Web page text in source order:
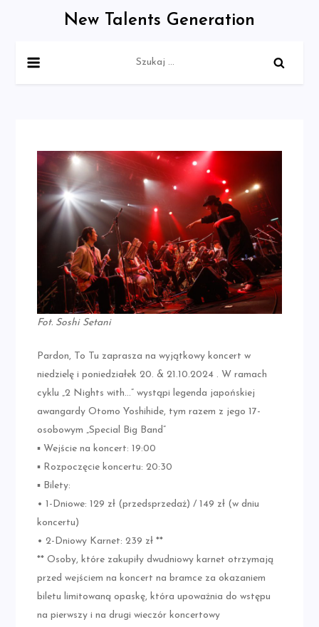
New Talents Generation
Fot. Soshi Setani
Pardon, To Tu zaprasza na wyjątkowy koncert w
niedzielę i poniedziałek 20. & 21.10.2024 . W ramach
cyklu „2 Nights with…” wystąpi legenda japońskiej
awangardy Otomo Yoshihide, tym razem z jego 17-
osobowym „Special Big Band”
▪ Wejście na koncert: 19:00
▪ Rozpoczęcie koncertu: 20:30
▪ Bilety:
• 1-Dniowe: 129 zł (przedsprzedaż) / 149 zł (w dniu
koncertu)
• 2-Dniowy Karnet: 239 zł **
** Osoby, które zakupiły dwudniowy karnet otrzymają
przed wejściem na koncert na bramce za okazaniem
biletu limitowaną opaskę, która upoważnia do wstępu
na pierwszy i na drugi wieczór koncertowy